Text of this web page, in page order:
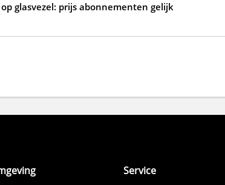
glasvezel: prijs abonnementen gelijk
Service